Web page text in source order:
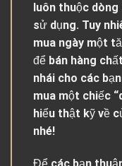
luôn thuộc
sử dụng. Tuy
mua ngày một
để bán hàng
nhái cho các
mua một chiếc
hiểu thật kỹ về
nhé!